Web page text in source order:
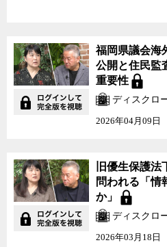
事故が起きなくても国民生活に多
起きれば大勢の国民生活を破壊する
めぐる意思決定が、公文書管理法4
対象として意思決定に至る過程や行
的に検証可能な形で文書を残すこと
れており、そこで検討された案や議
め、情報公開請求をしても「不存在
回岸田政権が打ち出した、原子炉の
定についても、原子力規制委員会で
規制庁が事前に打ち合わせをしてい
らかになっている。そればかりかそ
福岡県議会海
公開と住民監
重要性
ディスクロ
2026年04月09日
旧優生保護
問われる「情
か」
ディスクロ
2026年03月18日